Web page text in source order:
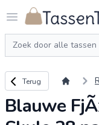
Open menu
Logo
Zoeken
Terug naar
Terug
Blauwe